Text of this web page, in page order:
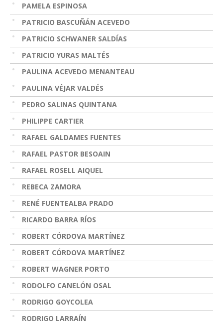
PAMELA ESPINOSA
PATRICIO BASCUÑÁN ACEVEDO
PATRICIO SCHWANER SALDÍAS
PATRICIO YURAS MALTÉS
PAULINA ACEVEDO MENANTEAU
PAULINA VÉJAR VALDÉS
PEDRO SALINAS QUINTANA
PHILIPPE CARTIER
RAFAEL GALDAMES FUENTES
RAFAEL PASTOR BESOAIN
RAFAEL ROSELL AIQUEL
REBECA ZAMORA
RENÉ FUENTEALBA PRADO
RICARDO BARRA RÍOS
ROBERT CÓRDOVA MARTÍNEZ
ROBERT CÓRDOVA MARTÍNEZ
ROBERT WAGNER PORTO
RODOLFO CANELÓN OSAL
RODRIGO GOYCOLEA
RODRIGO LARRAÍN